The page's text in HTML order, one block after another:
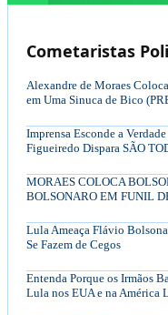
Cometaristas
Alexandre de Moraes
em Uma Sinuca de Bico
Imprensa Esconde a
Figueiredo Dispara SÃO
MORAES COLOCA
BOLSONARO EM FUNIL
Lula Ameaça Flávio
Se Fazem de Cegos
Entenda Porque os Irmãos
Lula nos EUA e na América